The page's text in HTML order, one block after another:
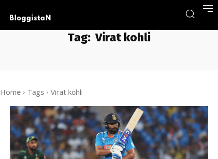
Tag: Virat kohli
Home Tags Virat kohli